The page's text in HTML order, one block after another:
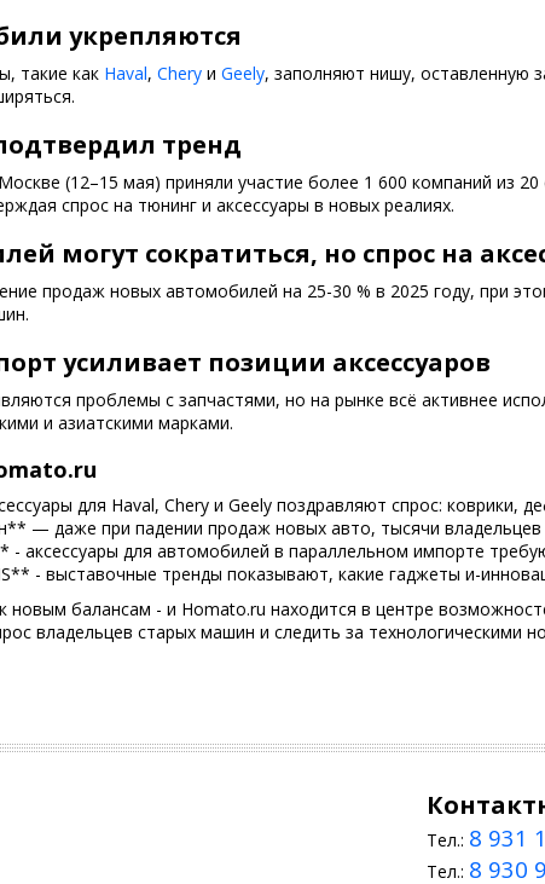
укрепляются
такие как Haval, Chery и Geely, заполняют нишу, оставленную
тренд
(12–15 мая) приняли участие более 1 600 компаний из
спрос на тюнинг и аксессуары в новых реалиях.
могут сократиться, но спрос на
продаж новых автомобилей на 25-30 % в 2025 году, при
усиливает позиции аксессуаров
проблемы с запчастями, но на рынке всё активнее
и азиатскими марками.
для Haval, Chery и Geely поздравляют спрос: коврики,
— даже при падении продаж новых авто, тысячи владельцев
аксессуары для автомобилей в параллельном импорте
- выставочные тренды показывают, какие гаджеты и-
новым балансам - и Homato.ru находится в центре
владельцев старых машин и следить за технологическими
Тел.: 8 931
Тел.: 8 930